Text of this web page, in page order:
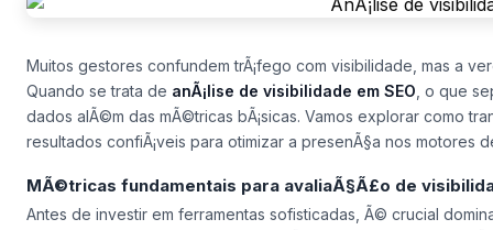
Muitos gestores confundem trÃ¡fego com visibilidade, mas a
Quando se trata de anÃ¡lise de visibilidade em SEO , o que
dados alÃ©m das mÃ©tricas bÃ¡sicas. Vamos explorar como
resultados confiÃ¡veis para otimizar a presenÃ§a nos motores
MÃ©tricas fundamentais para avaliaÃ§Ã£o de
Antes de investir em ferramentas sofisticadas, Ã© crucial